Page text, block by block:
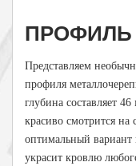
ПРОФИЛЬ
Представляем
профиля
глубина составляет
красиво смотрится
оптимальный вариант
украсит кровлю